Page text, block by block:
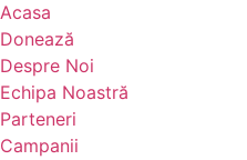
Acasa
Donează
Despre Noi
Echipa Noastră
Parteneri
Campanii